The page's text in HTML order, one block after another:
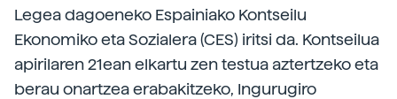
Legea dagoeneko Espainiako Kontseilu
Ekonomiko eta Sozialera (CES) iritsi da. Kontseilua
apirilaren 21ean elkartu zen testua aztertzeko eta
berau onartzea erabakitzeko, Ingurugiro